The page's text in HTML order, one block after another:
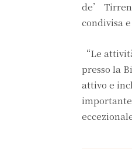
de’
condivisa
“Le
presso la
attivo e